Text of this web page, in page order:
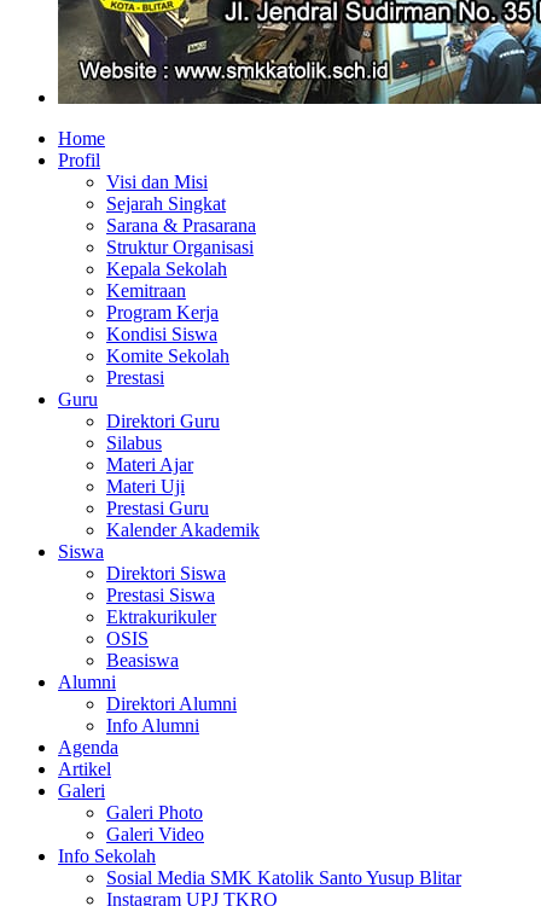
Home
Profil
Visi dan Misi
Sejarah Singkat
Sarana & Prasarana
Struktur Organisasi
Kepala Sekolah
Kemitraan
Program Kerja
Kondisi Siswa
Komite Sekolah
Prestasi
Guru
Direktori Guru
Silabus
Materi Ajar
Materi Uji
Prestasi Guru
Kalender Akademik
Siswa
Direktori Siswa
Prestasi Siswa
Ektrakurikuler
OSIS
Beasiswa
Alumni
Direktori Alumni
Info Alumni
Agenda
Artikel
Galeri
Galeri Photo
Galeri Video
Info Sekolah
Sosial Media SMK Katolik Santo Yusup Blitar
Instagram UPJ TKRO